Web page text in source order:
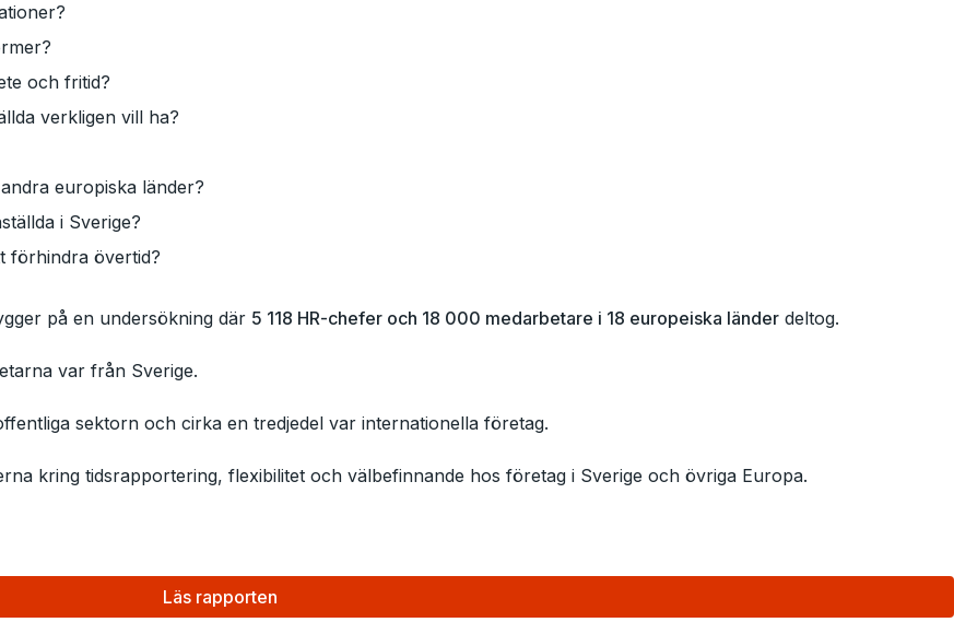
och fritid?
verkligen vill ha?
europiska länder?
i Sverige?
förhindra övertid?
på en undersökning där 5 118 HR-chefer och 18 000 medarbetare i 18 europeiska länder deltog.
var från Sverige.
sektorn och cirka en tredjedel var internationella företag.
kring tidsrapportering, flexibilitet och välbefinnande hos företag i Sverige och övriga Europa.
Läs rapporten